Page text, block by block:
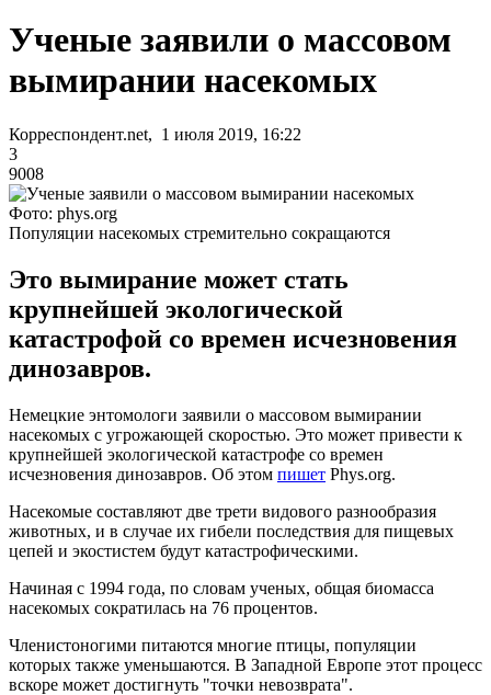
Ученые заявили о массовом
вымирании насекомых
Корреспондент.net, 1 июля 2019, 16:22
3
9008
Фото: phys.org
Популяции насекомых стремительно сокращаются
Это вымирание может стать
крупнейшей экологической
катастрофой со времен исчезновения
динозавров.
Немецкие энтомологи заявили о массовом вымирании
насекомых с угрожающей скоростью. Это может привести к
крупнейшей экологической катастрофе со времен
исчезновения динозавров. Об этом пишет Phys.org.
Насекомые составляют две трети видового разнообразия
животных, и в случае их гибели последствия для пищевых
цепей и экостистем будут катастрофическими.
Начиная с 1994 года, по словам ученых, общая биомасса
насекомых сократилась на 76 процентов.
Членистоногими питаются многие птицы, популяции
которых также уменьшаются. В Западной Европе этот процесс
вскоре может достигнуть "точки невозврата".